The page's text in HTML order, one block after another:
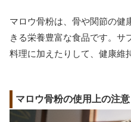
マロウ骨粉は、骨や関節の健
きる栄養豊富な食品です。サ
料理に加えたりして、健康維
マロウ骨粉の使用上の注意